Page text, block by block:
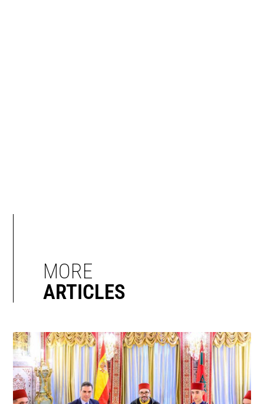
MORE
ARTICLES